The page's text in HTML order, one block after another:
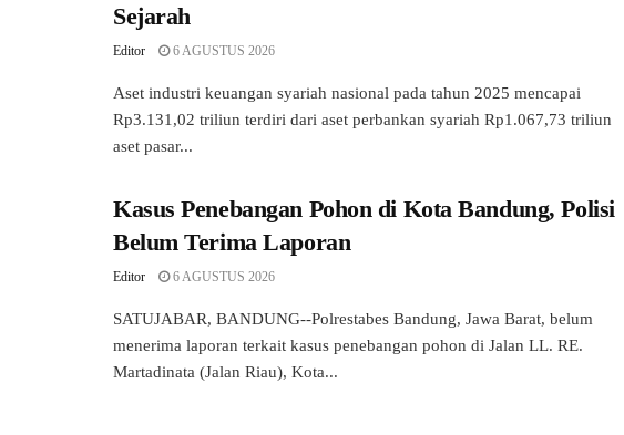
Sejarah
Editor 6 AGUSTUS 2026
Aset industri keuangan syariah nasional pada tahun 2025 mencapai
Rp3.131,02 triliun terdiri dari aset perbankan syariah Rp1.067,73 triliun
aset pasar...
Kasus Penebangan Pohon di Kota Bandung, Polisi
Belum Terima Laporan
Editor 6 AGUSTUS 2026
SATUJABAR, BANDUNG--Polrestabes Bandung, Jawa Barat, belum
menerima laporan terkait kasus penebangan pohon di Jalan LL. RE.
Martadinata (Jalan Riau), Kota...